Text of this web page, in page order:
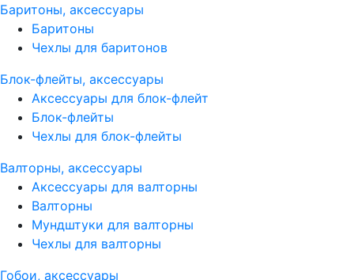
Баритоны, аксессуары
Баритоны
Чехлы для баритонов
Блок-флейты, аксессуары
Аксессуары для блок-флейт
Блок-флейты
Чехлы для блок-флейты
Валторны, аксессуары
Аксессуары для валторны
Валторны
Мундштуки для валторны
Чехлы для валторны
Гобои, аксессуары